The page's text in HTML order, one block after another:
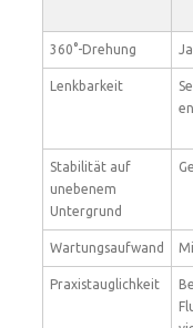
360°-Drehung Ja
Lenkbarkeit
Stabilität auf
unebenem
Untergrund
Wartungsaufwand
Praxistauglichkeit